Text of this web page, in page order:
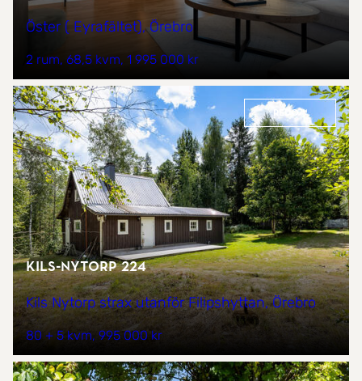
Öster ( Eyrafältet), Örebro
2 rum 68,5 kvm 1 995 000 kr
REDO™
Kils-Nytorp 224
Kils Nytorp strax utanför Filipshyttan, Örebro
80 + 5 kvm 995 000 kr